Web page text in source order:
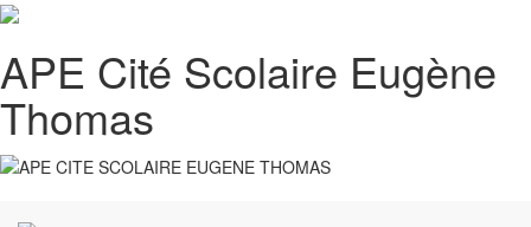
APE Cité Scolaire Eugène
Thomas